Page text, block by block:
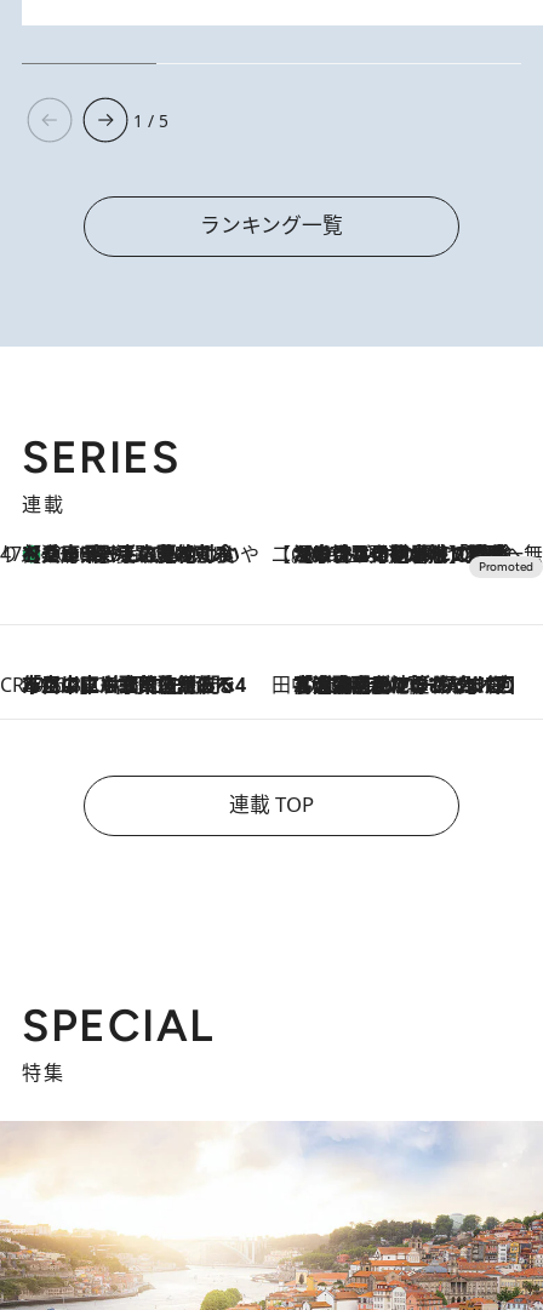
1 / 5
ランキング一覧
SERIES
連載
47都道府県の手みやげ ひんやりスイーツで夏を満喫
2026.8.8
【兵庫県】この夏絶対食べたい 冷やしておいしいおやつ3選 淡路島の恵みをジェラートに集約 【CREA×星野リゾート】唯一無二。癒しと発見が待つ場所へ
2026.8.7
【トンボの足水浴】ヒノキの香りに包まれて涼感マックス！約13℃の湧水かけ流しを避暑地「星野温泉 トンボの湯」で体験
CREA'S CHOICE
2026.8.7
「立川にも歌舞伎があるんだよ」 片岡仁左衛門・市川中車ら豪華座組みで4年目の立川立飛歌舞伎へ 田中稲の勝手に再ブーム
2026.8.7
「湘南乃風に憧れて」観客大盛上がりの“タオル回し”に、ラッパー顔負けの高速歌唱まで…さだまさし（74）のアグレッシブすぎる現在地
連載 TOP
SPECIAL
特集